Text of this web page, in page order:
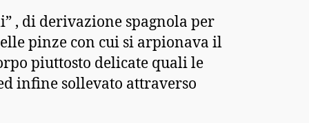
, di derivazione spagnola per
pinze con cui si arpionava il
piuttosto delicate quali le
infine sollevato attraverso